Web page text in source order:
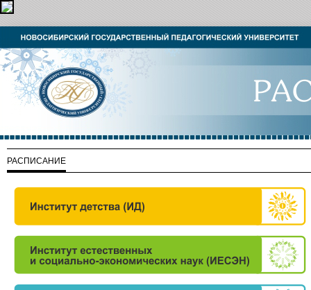
РАСПИСАНИЕ